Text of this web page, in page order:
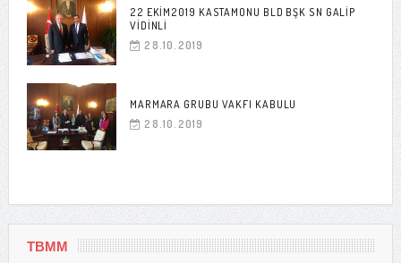
22 EKIM2019 KASTAMONU BLD BŞK SN GALIP
VIDINLI
28.10.2019
MARMARA GRUBU VAKFI KABULU
28.10.2019
TBMM